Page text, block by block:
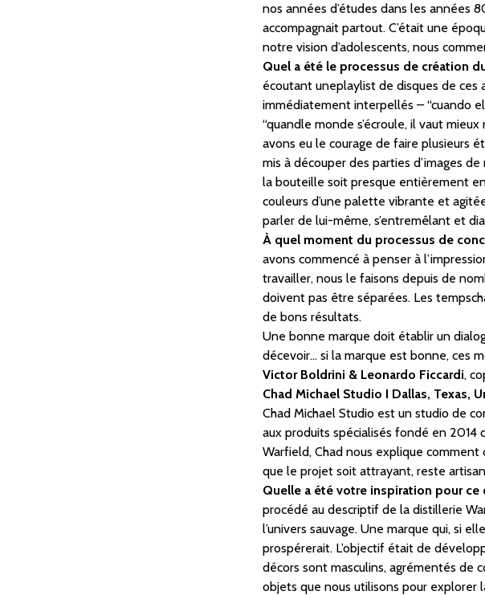
nos années d’études dans les années
accompagnait partout. C’était une
notre vision d’adolescents, nous
Quel a été le processus de création
écoutant uneplaylist de disques de ces
immédiatement interpellés – “cuando
“quandle monde s’écroule, il vaut
avons eu le courage de faire plusieurs
mis à découper des parties d’images
la bouteille soit presque entièrement
couleurs d’une palette vibrante et
parler de lui-même, s’entremêlant et
À quel moment du processus de
avons commencé à penser à
travailler, nous le faisons depuis de
doivent pas être séparées. Les
de bons résultats.
Une bonne marque doit établir un
décevoir… si la marque est bonne, ces
Victor Boldrini & Leonardo Ficcardi,
Chad Michael Studio I Dallas, Texas,
Chad Michael Studio est un studio de
aux produits spécialisés fondé en 2014
Warfield, Chad nous explique
que le projet soit attrayant, reste
Quelle a été votre inspiration pour ce
procédé au descriptif de la distillerie
l’univers sauvage. Une marque qui, si
prospérerait. L’objectif était de
décors sont masculins, agrémentés de
objets que nous utilisons pour explorer